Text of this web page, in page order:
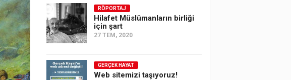
RÖPORTAJ
Hilafet Müslümanların birliği
için şart
27 TEM, 2020
GERÇEK HAYAT
Web sitemizi taşıyoruz!